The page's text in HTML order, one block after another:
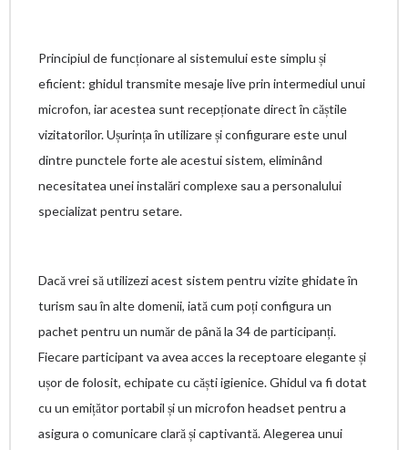
Principiul de funcționare al sistemului este simplu și
eficient: ghidul transmite mesaje live prin intermediul unui
microfon, iar acestea sunt recepționate direct în căștile
vizitatorilor. Ușurința în utilizare și configurare este unul
dintre punctele forte ale acestui sistem, eliminând
necesitatea unei instalări complexe sau a personalului
specializat pentru setare.
Dacă vrei să utilizezi acest sistem pentru vizite ghidate în
turism sau în alte domenii, iată cum poți configura un
pachet pentru un număr de până la 34 de participanți.
Fiecare participant va avea acces la receptoare elegante și
ușor de folosit, echipate cu căști igienice. Ghidul va fi dotat
cu un emițător portabil și un microfon headset pentru a
asigura o comunicare clară și captivantă. Alegerea unui